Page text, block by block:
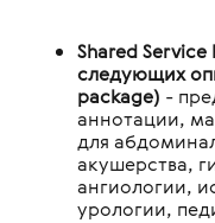
Shared
следующих
package) -
аннотации,
для
акушерства,
ангиологии,
урологии,